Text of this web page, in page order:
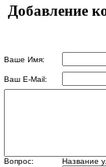
Добавление
Ваше Имя:
Ваш E-Mail:
Вопрос:
Название